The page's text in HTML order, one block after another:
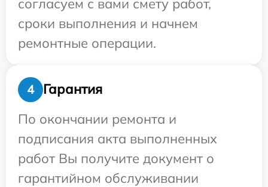
согласуем с вами смету работ,
сроки выполнения и начнем
ремонтные операции.
4
Гарантия
По окончании ремонта и
подписания акта выполненных
работ Вы получите документ о
гарантийном обслуживании